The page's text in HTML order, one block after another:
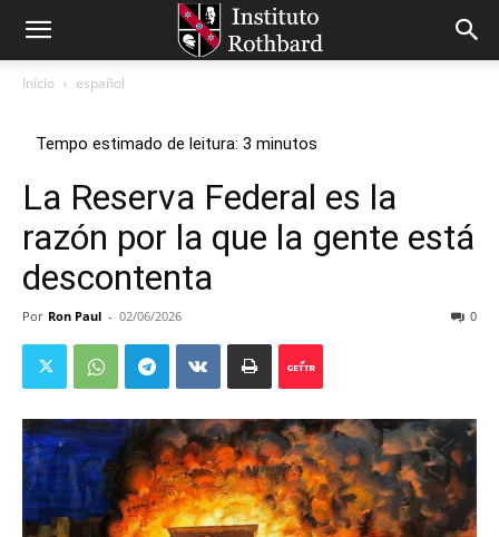
Início español
La Reserva Federal es la
razón por la que la gente está
descontenta
Por Ron Paul - 02/06/2026 0